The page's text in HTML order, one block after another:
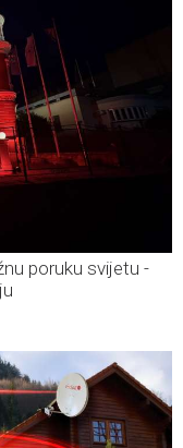
poruku svijetu -